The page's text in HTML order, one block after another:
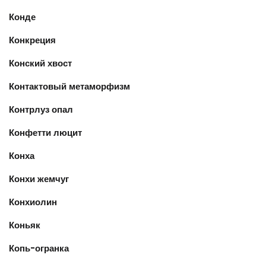
Конде
Конкреция
Конский хвост
Контактовый метаморфизм
Контрлуз опал
Конфетти люцит
Конха
Конхи жемчуг
Конхиолин
Коньяк
Копь-огранка